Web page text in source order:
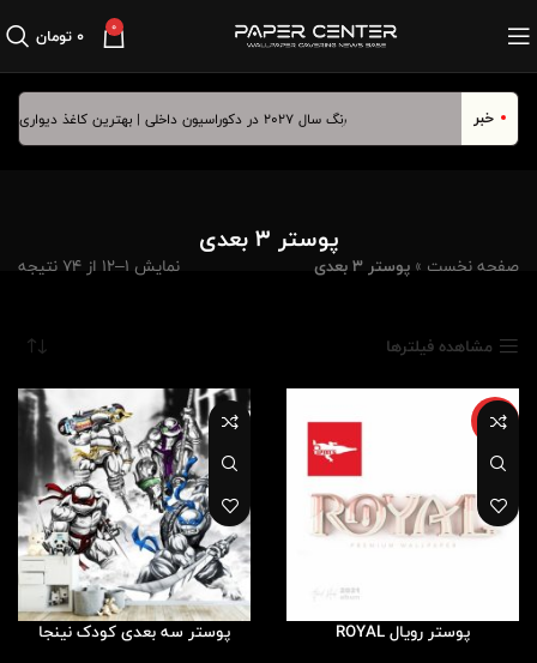
0 ۰تومان
خبر رنگ سال ۲۰۲۷ در دکوراسیون داخلی | بهترین کاغذ دیواری برای آبی درخشان
پوستر 3 بعدی
صفحه نخست » پوستر 3 بعدی نمایش 1–12 از 74 نتیجه
مشاهده فیلترها
ویژه
پوستر رویال ROYAL
پوستر سه بعدی کودک نینجا